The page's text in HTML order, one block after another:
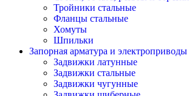
Тройники стальные
Фланцы стальные
Хомуты
Шпильки
Запорная арматура и электроприводы
Задвижки латунные
Задвижки стальные
Задвижки чугунные